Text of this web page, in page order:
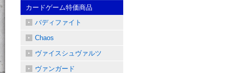
カードゲーム特価商品
バディファイト
Chaos
ヴァイスシュヴァルツ
ヴァンガード